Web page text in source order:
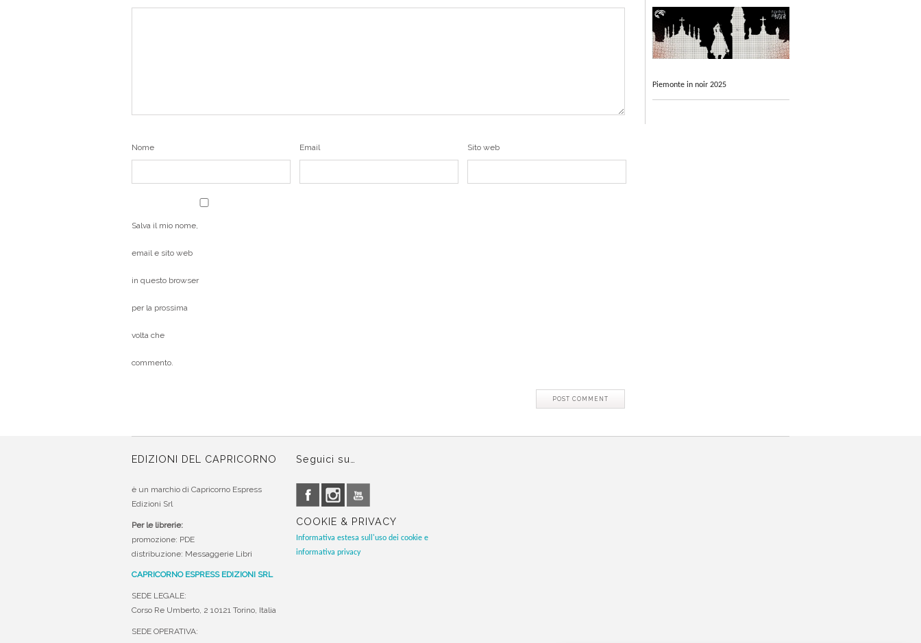
Nome Email Sito web
Salva il mio nome,
email e sito web
in questo browser
per la prossima
volta che
commento.
Piemonte in noir 2025
EDIZIONI DEL CAPRICORNO
è un marchio di Capricorno Espress
Edizioni Srl
Per le librerie:
promozione: PDE
distribuzione: Messaggerie Libri
CAPRICORNO ESPRESS EDIZIONI SRL
SEDE LEGALE:
Corso Re Umberto, 2 10121 Torino, Italia
SEDE OPERATIVA:
Seguici su…
COOKIE & PRIVACY
Informativa estesa sull'uso dei cookie e
informativa privacy